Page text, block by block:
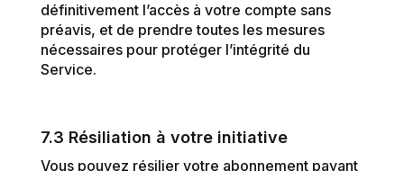
définitivement l’accès à votre compte sans
préavis, et de prendre toutes les mesures
nécessaires pour protéger l’intégrité du
Service.
7.3 Résiliation à votre initiative
Vous pouvez résilier votre abonnement payant